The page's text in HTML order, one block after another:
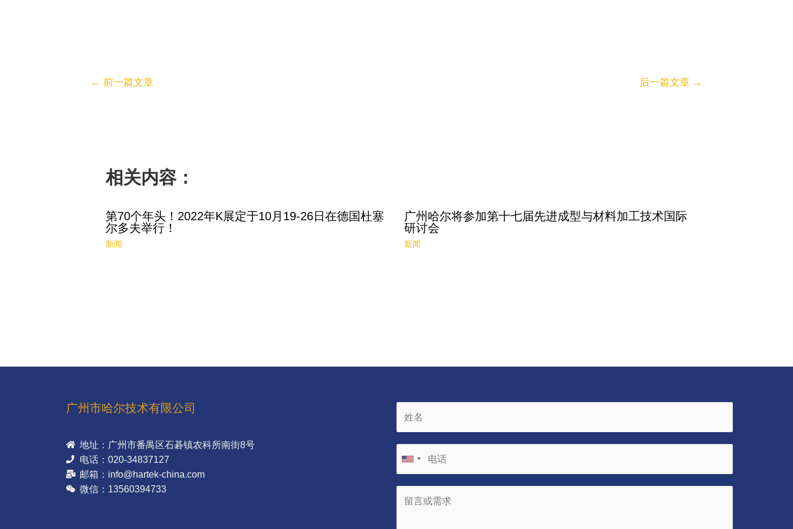
← 前一篇文章 后一篇文章 →
相关内容：
第70个年头！2022年K展定于10月19-26日在德国杜塞
尔多夫举行！
新闻
广州哈尔将参加第十七届先进成型与材料加工技术国际
研讨会
新闻
广州市哈尔技术有限公司
地址：广州市番禺区石碁镇农科所南街8号
电话：020-34837127
邮箱：info@hartek-china.com
微信：13560394733